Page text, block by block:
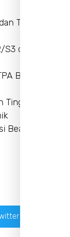
Tes
dan
Bappenas
–
Beasiswa